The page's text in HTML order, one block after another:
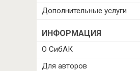
Дополнительные услуги
ИНФОРМАЦИЯ
О СибАК
Для авторов